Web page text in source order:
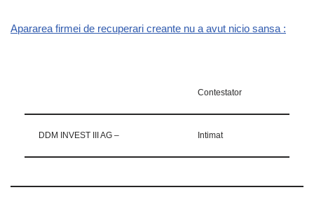
Apararea firmei de recuperari creante nu a avut nicio sansa :
Contestator
DDM INVEST III AG – Intimat